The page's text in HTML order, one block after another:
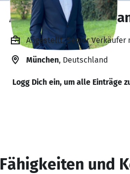
Alim-Ömer
Angestellt, Senior Verkäufer
München, Deutschland
Logg Dich ein, um alle Einträge
Fähigkeiten und